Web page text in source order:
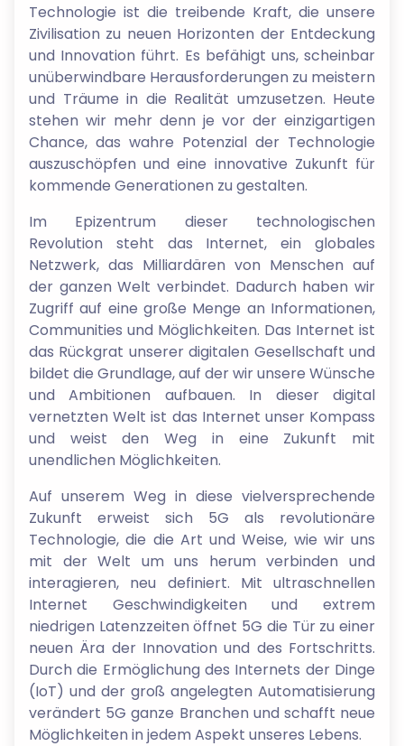
Technologie ist die treibende Kraft, die unsere
Zivilisation zu neuen Horizonten der Entdeckung
und Innovation führt. Es befähigt uns, scheinbar
unüberwindbare Herausforderungen zu meistern
und Träume in die Realität umzusetzen. Heute
stehen wir mehr denn je vor der einzigartigen
Chance, das wahre Potenzial der Technologie
auszuschöpfen und eine innovative Zukunft für
kommende Generationen zu gestalten.
Im Epizentrum dieser technologischen
Revolution steht das Internet, ein globales
Netzwerk, das Milliardären von Menschen auf
der ganzen Welt verbindet. Dadurch haben wir
Zugriff auf eine große Menge an Informationen,
Communities und Möglichkeiten. Das Internet ist
das Rückgrat unserer digitalen Gesellschaft und
bildet die Grundlage, auf der wir unsere Wünsche
und Ambitionen aufbauen. In dieser digital
vernetzten Welt ist das Internet unser Kompass
und weist den Weg in eine Zukunft mit
unendlichen Möglichkeiten.
Auf unserem Weg in diese vielversprechende
Zukunft erweist sich 5G als revolutionäre
Technologie, die die Art und Weise, wie wir uns
mit der Welt um uns herum verbinden und
interagieren, neu definiert. Mit ultraschnellen
Internet Geschwindigkeiten und extrem
niedrigen Latenzzeiten öffnet 5G die Tür zu einer
neuen Ära der Innovation und des Fortschritts.
Durch die Ermöglichung des Internets der Dinge
(IoT) und der groß angelegten Automatisierung
verändert 5G ganze Branchen und schafft neue
Möglichkeiten in jedem Aspekt unseres Lebens.